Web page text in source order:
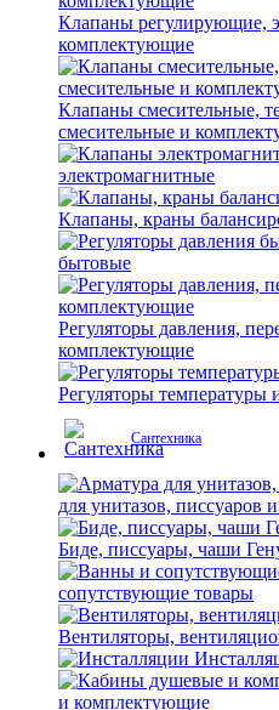
Клапаны регулирующие,
комплектующие
Клапаны смесительные,
смесительные и
электромагнитные
Клапаны, краны
бытовые
Регуляторы давления,
комплектующие
Регуляторы
Сантехника
для унитазов, писсуаров
Биде, писсуары, чаши
сопутствующие товары
Вентиляторы,
и комплектующие